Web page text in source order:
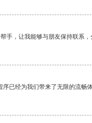
手，让我能够与朋友保持联系，
已经为我们带来了无限的流畅